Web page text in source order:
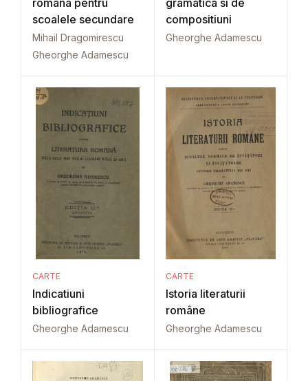
româna pentru
scoalele secundare
Mihail Dragomirescu
Gheorghe Adamescu
gramatica si de
compositiuni
Gheorghe Adamescu
CARTE
Indicatiuni
bibliografice
Gheorghe Adamescu
CARTE
Istoria literaturii
române
Gheorghe Adamescu